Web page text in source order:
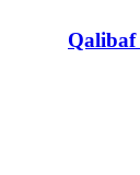
Qalibaf